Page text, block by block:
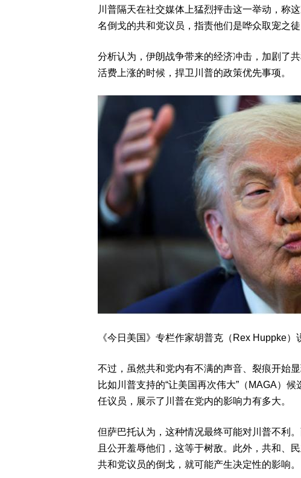
川普隔天在社交媒体上猛烈抨击这一举动，称
名倒戈的共和党议员，指责他们是哗众取宠之徒
分析认为，伊朗战争带来的经济冲击，加剧了
活费上涨的时候，捍卫川普的政策优先事项。
《今日美国》专栏作家胡普克（Rex Huppke）
不过，虽然共和党内有不满的声音、裂痕开始
比如川普支持的“让美国再次伟大”（MAGA）
任议员，展示了川普在党内的影响力有多大。
但萨巴托认为，这种情况最终可能对川普不利
且公开羞辱他们，这等于树敌。此外，共和、
共和党议员的倒戈，就可能产生决定性的影响。